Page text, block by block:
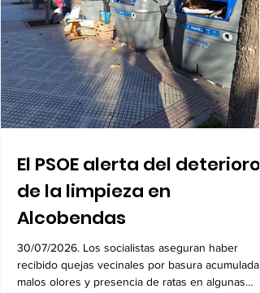
El PSOE alerta del deterioro
de la limpieza en